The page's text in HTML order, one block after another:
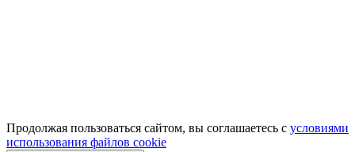
Продолжая пользоваться сайтом, вы соглашаетесь с условиями
использования файлов cookie